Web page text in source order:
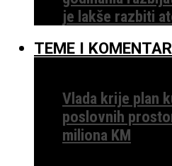
je lakše razbiti
TEME I
Vlada krije plan
poslovnih
miliona KM